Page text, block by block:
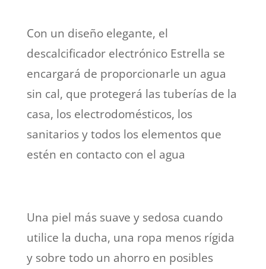
Con un diseño elegante, el
descalcificador electrónico Estrella se
encargará de proporcionarle un agua
sin cal, que protegerá las tuberías de la
casa, los electrodomésticos, los
sanitarios y todos los elementos que
estén en contacto con el agua
Una piel más suave y sedosa cuando
utilice la ducha, una ropa menos rígida
y sobre todo un ahorro en posibles